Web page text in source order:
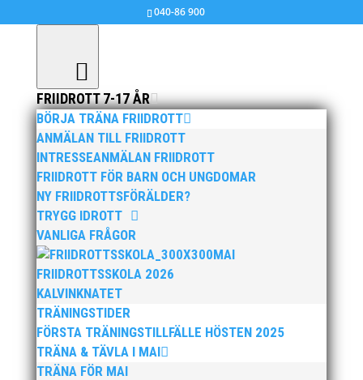
040-86 900
FRIIDROTT 7-17 ÅR
BÖRJA TRÄNA FRIIDROTT
ANMÄLAN TILL FRIIDROTT
INTRESSEANMÄLAN FRIIDROTT
FRIIDROTT FÖR BARN OCH UNGDOMAR
NY FRIIDROTTSFÖRÄLDER?
TRYGG IDROTT
VANLIGA FRÅGOR
MAI
FRIIDROTTSSKOLA 2026
KALVINKNATET
TRÄNINGSTIDER
FÖRSTA TRÄNINGSTILLFÄLLE HÖSTEN 2025
TRÄNA & TÄVLA I MAI
TRÄNA FÖR MAI
jul 7, 2010| Ingen kategori
Se VIDEO! DM i Eslöv, Diskus(Klicka Här)
Publicerat tidigare